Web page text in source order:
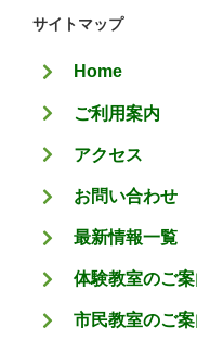
ゴ
ー
サイトマップ
Home
ご利用案内
アクセス
お問い合わせ
最新情報一覧
体験教室のご案
市民教室のご案